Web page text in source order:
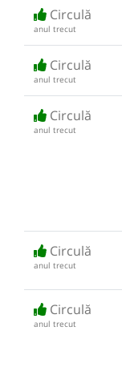
Circulă
anul trecut
Circulă
anul trecut
Circulă
anul trecut
Circulă
anul trecut
Circulă
anul trecut